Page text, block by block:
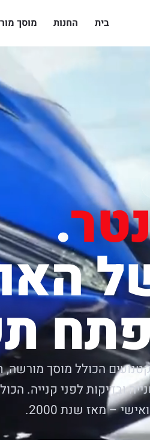
בית החנות מוסך
.
הכולל מוסך מורשה,
ובדיקות לפני קנייה.
– מאז שנת 2000.